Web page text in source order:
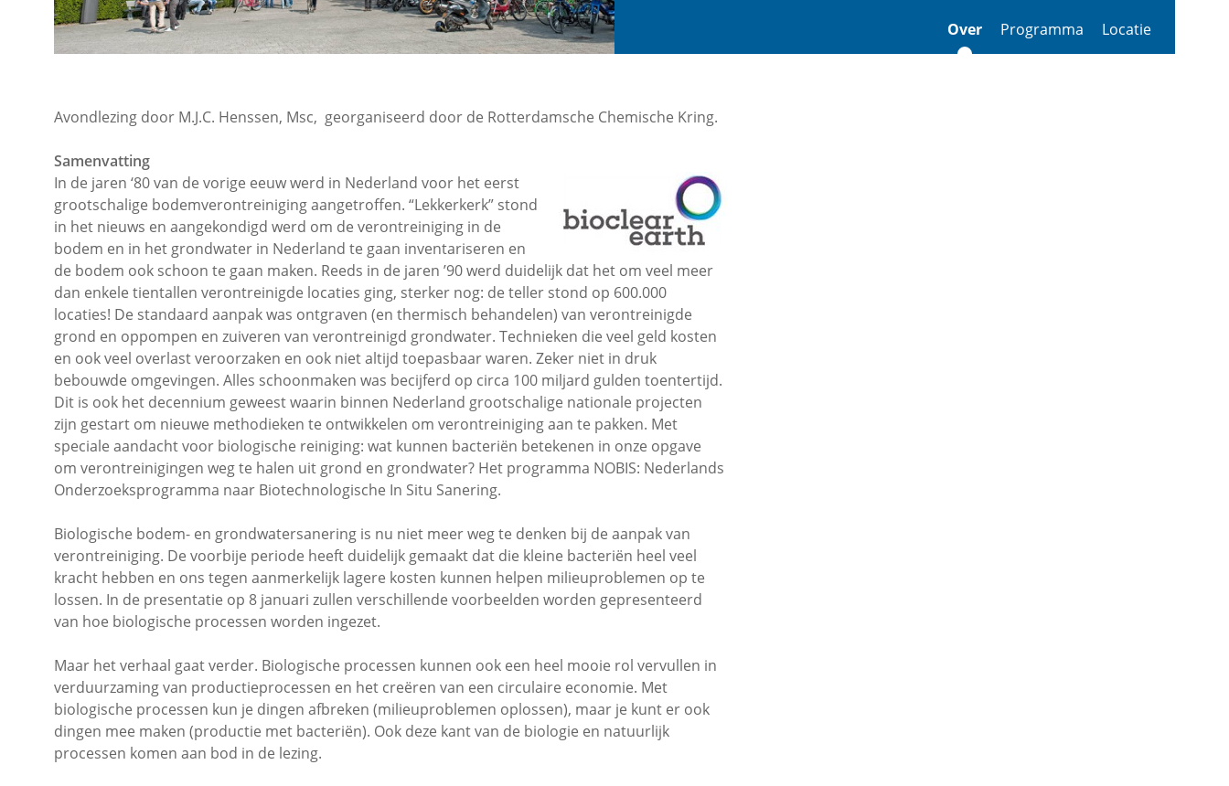
Over Programma Locatie
Avondlezing door M.J.C. Henssen, Msc, georganiseerd door de Rotterdamsche Chemische Kring.
Samenvatting
In de jaren ‘80 van de vorige eeuw werd in Nederland voor het eerst
grootschalige bodemverontreiniging aangetroffen. “Lekkerkerk” stond
in het nieuws en aangekondigd werd om de verontreiniging in de
bodem en in het grondwater in Nederland te gaan inventariseren en
de bodem ook schoon te gaan maken. Reeds in de jaren ’90 werd duidelijk dat het om veel meer
dan enkele tientallen verontreinigde locaties ging, sterker nog: de teller stond op 600.000
locaties! De standaard aanpak was ontgraven (en thermisch behandelen) van verontreinigde
grond en oppompen en zuiveren van verontreinigd grondwater. Technieken die veel geld kosten
en ook veel overlast veroorzaken en ook niet altijd toepasbaar waren. Zeker niet in druk
bebouwde omgevingen. Alles schoonmaken was becijferd op circa 100 miljard gulden toentertijd.
Dit is ook het decennium geweest waarin binnen Nederland grootschalige nationale projecten
zijn gestart om nieuwe methodieken te ontwikkelen om verontreiniging aan te pakken. Met
speciale aandacht voor biologische reiniging: wat kunnen bacteriën betekenen in onze opgave
om verontreinigingen weg te halen uit grond en grondwater? Het programma NOBIS: Nederlands
Onderzoeksprogramma naar Biotechnologische In Situ Sanering.
Biologische bodem- en grondwatersanering is nu niet meer weg te denken bij de aanpak van
verontreiniging. De voorbije periode heeft duidelijk gemaakt dat die kleine bacteriën heel veel
kracht hebben en ons tegen aanmerkelijk lagere kosten kunnen helpen milieuproblemen op te
lossen. In de presentatie op 8 januari zullen verschillende voorbeelden worden gepresenteerd
van hoe biologische processen worden ingezet.
Maar het verhaal gaat verder. Biologische processen kunnen ook een heel mooie rol vervullen in
verduurzaming van productieprocessen en het creëren van een circulaire economie. Met
biologische processen kun je dingen afbreken (milieuproblemen oplossen), maar je kunt er ook
dingen mee maken (productie met bacteriën). Ook deze kant van de biologie en natuurlijk
processen komen aan bod in de lezing.